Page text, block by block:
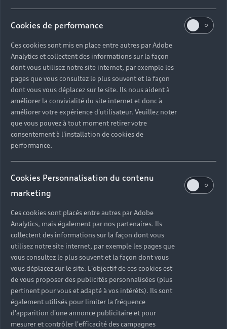
Cookies de performance
Ces cookies sont mis en place entre autres par Adobe
Analytics et collectent des informations sur la façon
dont vous utilisez notre site internet, par exemple les
pages que vous consultez le plus souvent et la façon
dont vous vous déplacez sur le site. Ils nous aident à
améliorer la convivialité du site internet et donc à
améliorer votre expérience d'utilisateur. Veuillez noter
que vous pouvez à tout moment retirer votre
consentement à l'installation de cookies de
performance.
Cookies Personnalisation du contenu
marketing
Ces cookies sont placés entre autres par Adobe
Analytics, mais également par nos partenaires. Ils
collectent des informations sur la façon dont vous
utilisez notre site internet, par exemple les pages que
vous consultez le plus souvent et la façon dont vous
vous déplacez sur le site. L'objectif de ces cookies est
de vous proposer des publicités personnalisées (plus
pertinent pour vous et adapté à vos intérêts). Ils sont
également utilisés pour limiter la fréquence
d'apparition d'une annonce publicitaire et pour
mesurer et contrôler l'efficacité des campagnes